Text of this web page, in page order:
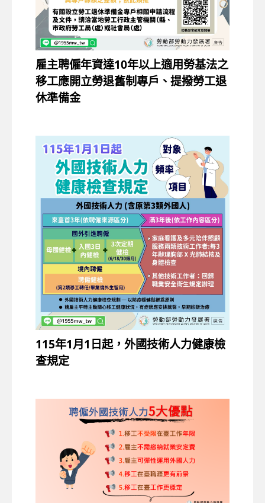
雇主聘僱年資達10年以上適用勞基法之
移工應開立勞退舊制專戶、提撥勞工退
休準備金
115年1月1日起，外國技術人力健康檢
查規定